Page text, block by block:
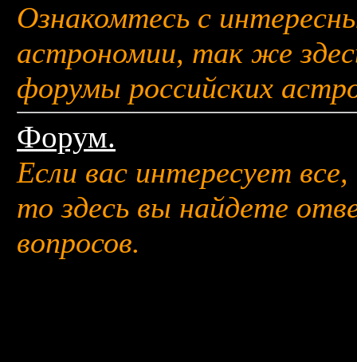
Ознакомтесь с
астрономии, так же
форумы российских
Форум.
Если вас интересует
то здесь вы найдете
вопросов.